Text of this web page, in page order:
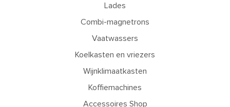
Lades
Combi-magnetrons
Vaatwassers
Koelkasten en vriezers
Wijnklimaatkasten
Koffiemachines
Accessoires Shop